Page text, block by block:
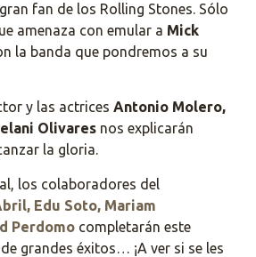
fan de los Rolling Stones. Sólo
amenaza con emular a Mick
la banda que pondremos a su
y las actrices Antonio Molero,
Olivares nos explicarán
la gloria.
los colaboradores del
Edu Soto, Mariam
Perdomo completarán este
grandes éxitos… ¡A ver si se les